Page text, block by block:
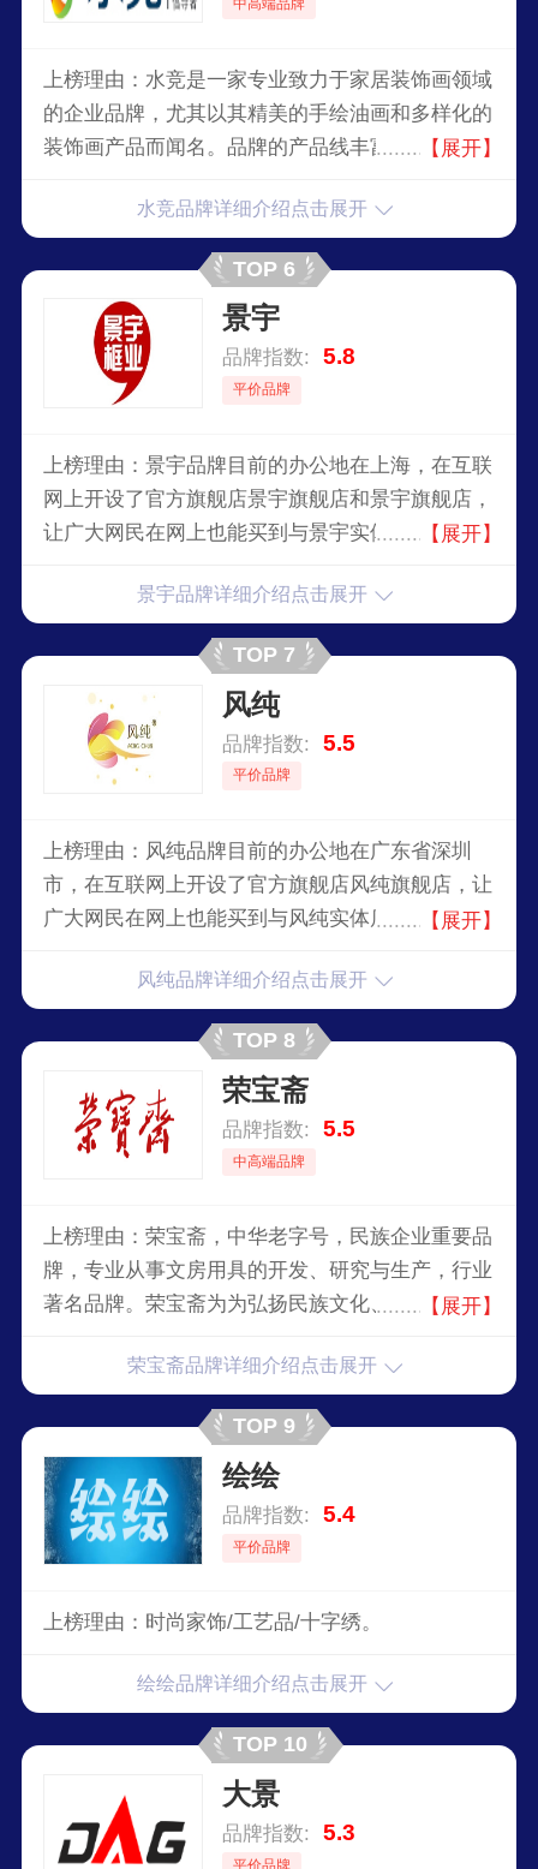
中高端品牌
上榜理由：水竞是一家专业致力于家居装饰画领域
的企业品牌，尤其以其精美的手绘油画和多样化的
装饰画产品而闻名。品牌的产品线丰富多样，包括
画、玄关壁画等，力求创造出符合时代审美并兼具
艺术价值与装饰性的作品。
【展开】
水竞品牌详细介绍点击展开
TOP 6
景宇
品牌指数: 5.8
平价品牌
上榜理由：景宇品牌目前的办公地在上海，在互联
网上开设了官方旗舰店景宇旗舰店和景宇旗舰店，
让广大网民在网上也能买到与景宇实体店同款的商
爱，虽然景宇已经取得一些不错的成绩，但并没有
放慢前进的步伐，仍在为成为行业中的最顶尖品牌
【展开】
景宇品牌详细介绍点击展开
TOP 7
风纯
品牌指数: 5.5
平价品牌
上榜理由：风纯品牌目前的办公地在广东省深圳
市，在互联网上开设了官方旗舰店风纯旗舰店，让
广大网民在网上也能买到与风纯实体店同款的商
爱，虽然风纯已经取得一些不错的成绩，但并没有
放慢前进的步伐，仍在为成为行业中的最顶尖品牌
【展开】
风纯品牌详细介绍点击展开
TOP 8
荣宝斋
品牌指数: 5.5
中高端品牌
上榜理由：荣宝斋，中华老字号，民族企业重要品
牌，专业从事文房用具的开发、研究与生产，行业
著名品牌。荣宝斋为为弘扬民族文化、促进中外文
【展开】
荣宝斋品牌详细介绍点击展开
TOP 9
绘绘
品牌指数: 5.4
平价品牌
上榜理由：时尚家饰/工艺品/十字绣。
绘绘品牌详细介绍点击展开
TOP 10
大景
品牌指数: 5.3
平价品牌